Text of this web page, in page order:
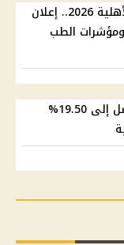
تنسيق الجامعات الخاصة والأهلية 2026.. إعلان
ومؤشرات الطب
شهادات ادخار CIB بعائد يصل إلى 19.50%